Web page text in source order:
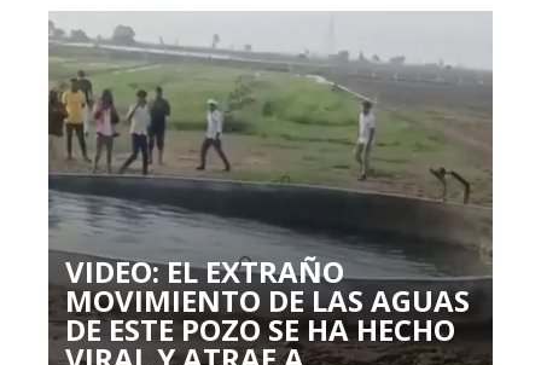
VIDEO: EL EXTRAÑO
MOVIMIENTO DE LAS AGUAS
DE ESTE POZO SE HA HECHO